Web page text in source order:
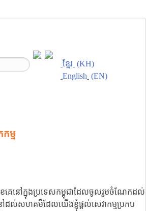
ខ្មែរ
KH
English
EN
ម្ម
ខគេនៅក្នុងប្រទេសកម្ពុជាដែលចូលរួមចំណែកដល់
ៅដល់សហគម៏ដែលយើងខ្ញុំផ្ដល់សេវាកម្មប្រកប